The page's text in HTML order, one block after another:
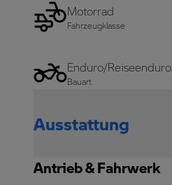
Motorrad
Fahrzeugklasse
Enduro/Reiseenduro
Bauart
Ausstattung
Antrieb & Fahrwerk